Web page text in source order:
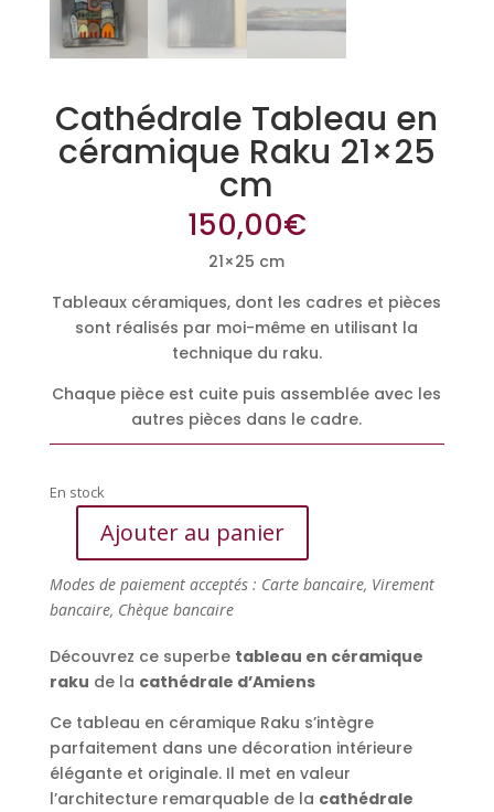
Cathédrale Tableau en
céramique Raku 21×25
cm
150,00€
21×25 cm
Tableaux céramiques, dont les cadres et pièces
sont réalisés par moi-même en utilisant la
technique du raku.
Chaque pièce est cuite puis assemblée avec les
autres pièces dans le cadre.
En stock
quantité
Cathédrale
Tableau
en
céramique
21x25
cm
Ajouter au panier
Modes de paiement acceptés : Carte bancaire, Virement
bancaire, Chèque bancaire
Découvrez ce superbe tableau en céramique
raku de la cathédrale d’Amiens
Ce tableau en céramique Raku s’intègre
parfaitement dans une décoration intérieure
élégante et originale. Il met en valeur
l’architecture remarquable de la cathédrale